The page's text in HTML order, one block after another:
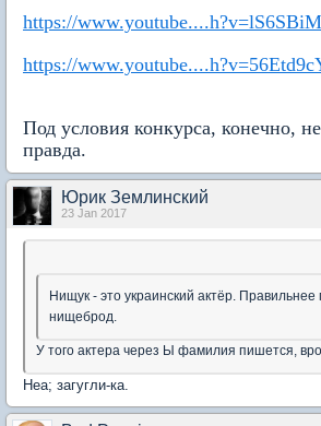
https://
https://
Под условия конкурса, конечно,
правда.
Юрик Землинский
23 Jan 2017
Нищук - это украинский актёр. Правильнее
нищеброд.
У того актера через Ы фамилия пишется,
Неа; загугли-ка.